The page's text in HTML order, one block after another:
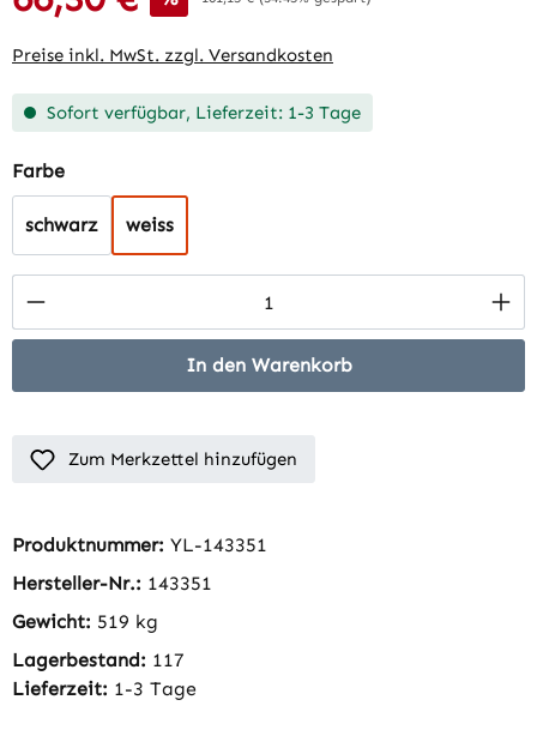
Preise inkl. MwSt. zzgl. Versandkosten
Sofort verfügbar, Lieferzeit: 1-3 Tage
Farbeauswählen
schwarz weiss
Produkt Anzahl: Gib den gewünschten
In den Warenkorb
Zum Merkzettel hinzufügen
Produktnummer: YL-143351
Hersteller-Nr.: 143351
Gewicht: 519 kg
Lagerbestand: 117
Lieferzeit: 1-3 Tage